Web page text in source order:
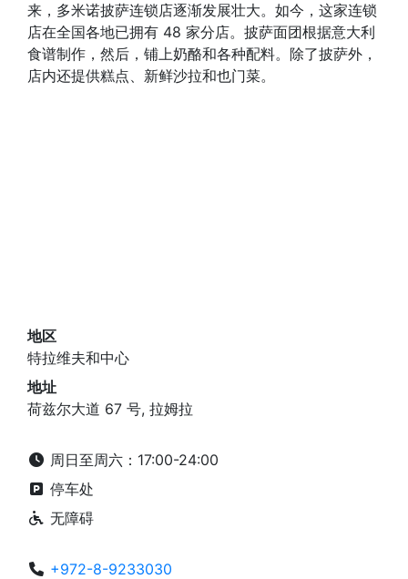
来，多米诺披萨连锁店逐渐发展壮大。如今，这家连锁
店在全国各地已拥有 48 家分店。披萨面团根据意大利
食谱制作，然后，铺上奶酪和各种配料。除了披萨外，
店内还提供糕点、新鲜沙拉和也门菜。
地区
特拉维夫和中心
地址
荷兹尔大道 67 号, 拉姆拉
周日至周六：17:00-24:00
停车处
无障碍
+972-8-9233030